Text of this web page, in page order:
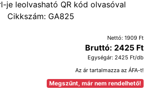
Cikkszám: GA825
Nettó: 1909 Ft
Bruttó: 2425 Ft
Egységár: 2425 Ft/db
Az ár tartalmazza az ÁFA-t!
Megszűnt, már nem rendelhető!